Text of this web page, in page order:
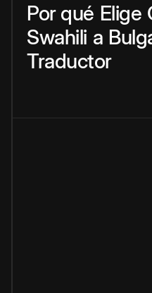
Por qué Elige
Swahili a
Traductor